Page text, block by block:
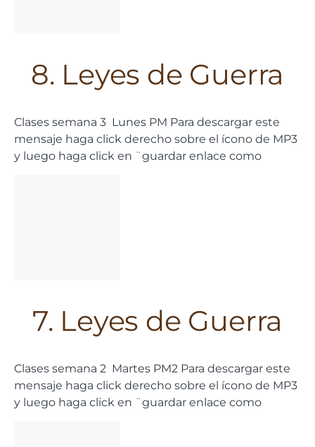
8. Leyes de Guerra
Clases semana 3 Lunes PM Para descargar este
mensaje haga click derecho sobre el ícono de MP3
y luego haga click en ¨guardar enlace como
7. Leyes de Guerra
Clases semana 2 Martes PM2 Para descargar este
mensaje haga click derecho sobre el ícono de MP3
y luego haga click en ¨guardar enlace como